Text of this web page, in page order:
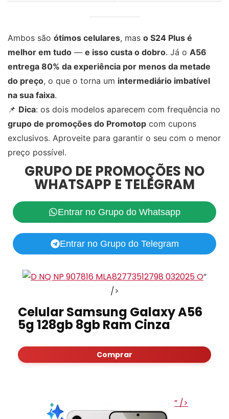
Ambos são ótimos celulares, mas o S24 Plus é
melhor em tudo — e isso custa o dobro. Já o A56
entrega 80% da experiência por menos da metade
do preço, o que o torna um intermediário imbatível
na sua faixa.
📌 Dica: os dois modelos aparecem com frequência no
grupo de promoções do Promotop com cupons
exclusivos. Aproveite para garantir o seu com o menor
preço possível.
GRUPO DE PROMOÇÕES NO
WHATSAPP E TELEGRAM
Entrar no Grupo do Whatsapp
Entrar no Grupo do Telegram
”
/>
Celular Samsung Galaxy A56
5g 128gb 8gb Ram Cinza
Comprar
” />